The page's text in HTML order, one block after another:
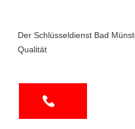
Der Schlüsseldienst Bad
Qualität